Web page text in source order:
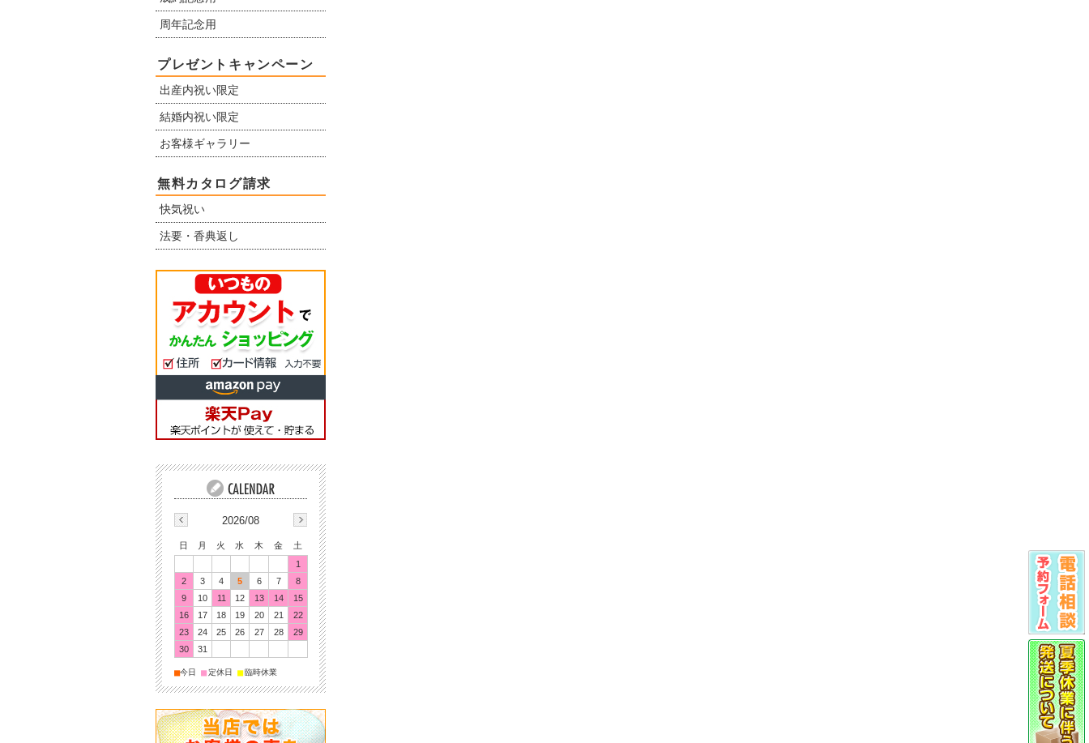
周年記念用
プレゼントキャンペーン
出産内祝い限定
結婚内祝い限定
お客様ギャラリー
無料カタログ請求
快気祝い
法要・香典返し
2026/08
日 月 火 水 木 金
土
1
2
3 4 5 6 7
8
9
10 11 12 13 14
15
16
17 18 19 20 21
22
23
24 25 26 27 28
29
30
31
■今日 ■定休日 ■臨時休業